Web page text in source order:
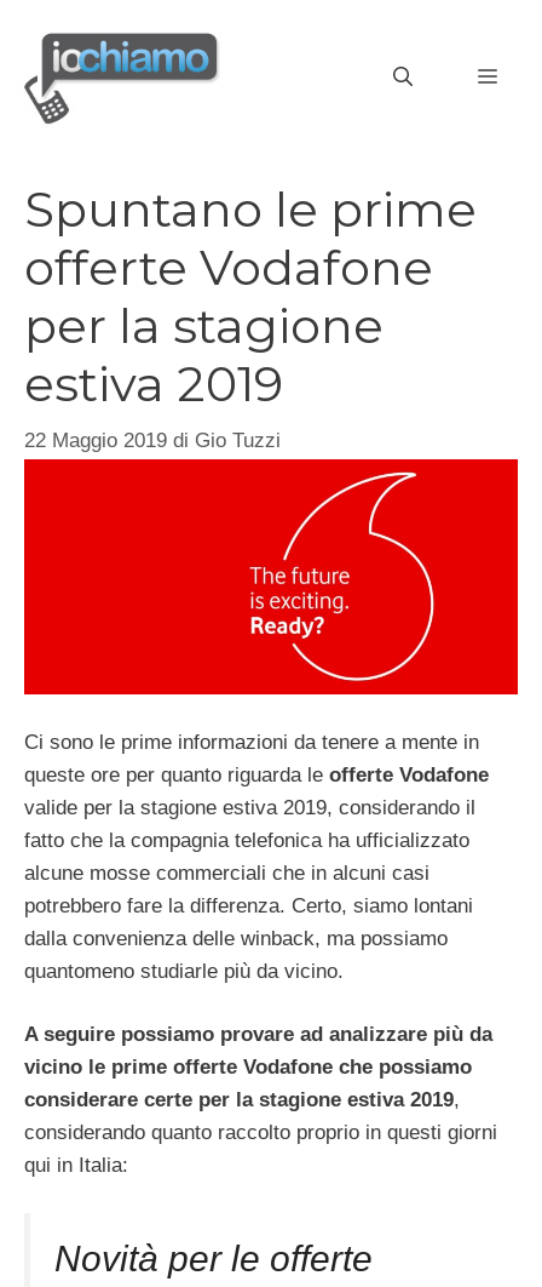
contenuto
Spuntano le prime
offerte Vodafone
per la stagione
estiva 2019
22 Maggio 2019 di Gio Tuzzi
Ci sono le prime informazioni da tenere a mente in
queste ore per quanto riguarda le offerte Vodafone
valide per la stagione estiva 2019, considerando il
fatto che la compagnia telefonica ha ufficializzato
alcune mosse commerciali che in alcuni casi
potrebbero fare la differenza. Certo, siamo lontani
dalla convenienza delle winback, ma possiamo
quantomeno studiarle più da vicino.
A seguire possiamo provare ad analizzare più da
vicino le prime offerte Vodafone che possiamo
considerare certe per la stagione estiva 2019,
considerando quanto raccolto proprio in questi giorni
qui in Italia:
Novità per le offerte